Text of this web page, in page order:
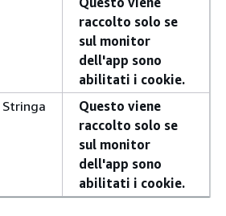
raccolto solo se
sul monitor
dell'app sono
abilitati i cookie.
Stringa
Questo viene
raccolto solo se
sul monitor
dell'app sono
abilitati i cookie.